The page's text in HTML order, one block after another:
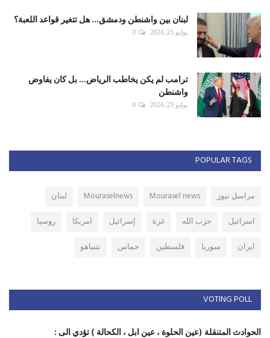
لبنان بين واشنطن ودمشق... هل تتغير قواعد اللعبة؟
يوليو 25, 2026 0
ترامب لم يكن يخاطب الرياض... بل كان يفاوض
واشنطن
يوليو 25, 2026 0
POPULAR TAGS
مراسل نيوز Mourasel news
Mouraselnews
لبنان
اسرائيل
حزب الله غزة إسرائيل امريكا
روسيا
ايران
سوريا فلسطين حماس نتنياهو
VOTING POLL
الحوادث المتنقلة (عين الحلوة ، عين ابل ، الكحالة ) تؤدي الى :